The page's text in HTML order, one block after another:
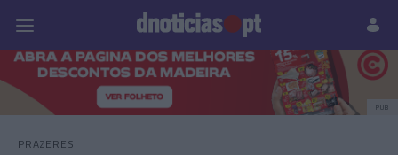
Prazeres Paisagens
PUB
PRAZERES